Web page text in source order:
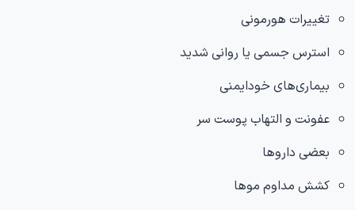
تغییرات هورمونی
استرس جسمی یا روانی شدید
بیماری‌های خودایمنی
عفونت و التهاب پوست سر
بعضی داروها
کشش مداوم موها